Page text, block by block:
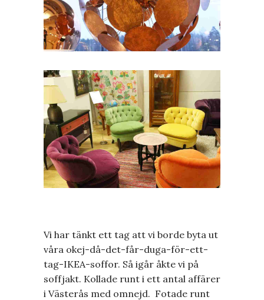
Vi har tänkt ett tag att vi borde byta ut
våra okej-då-det-får-duga-för-ett-
tag-IKEA-soffor. Så igår åkte vi på
soffjakt. Kollade runt i ett antal affärer
i Västerås med omnejd. Fotade runt